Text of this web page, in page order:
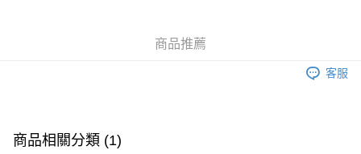
香港配送
商品推薦
客服
商品相關分類 (1)